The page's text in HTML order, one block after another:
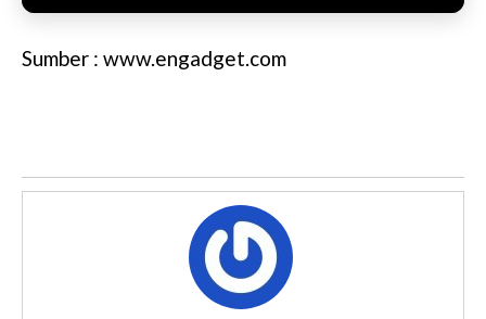
Sumber : www.engadget.com